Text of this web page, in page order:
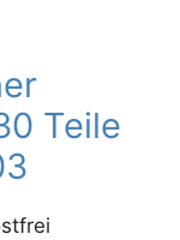
Teile